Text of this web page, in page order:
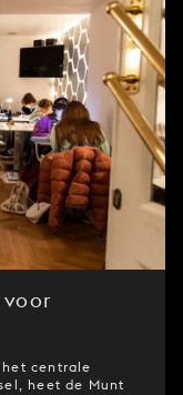
het centrale
heet de Munt